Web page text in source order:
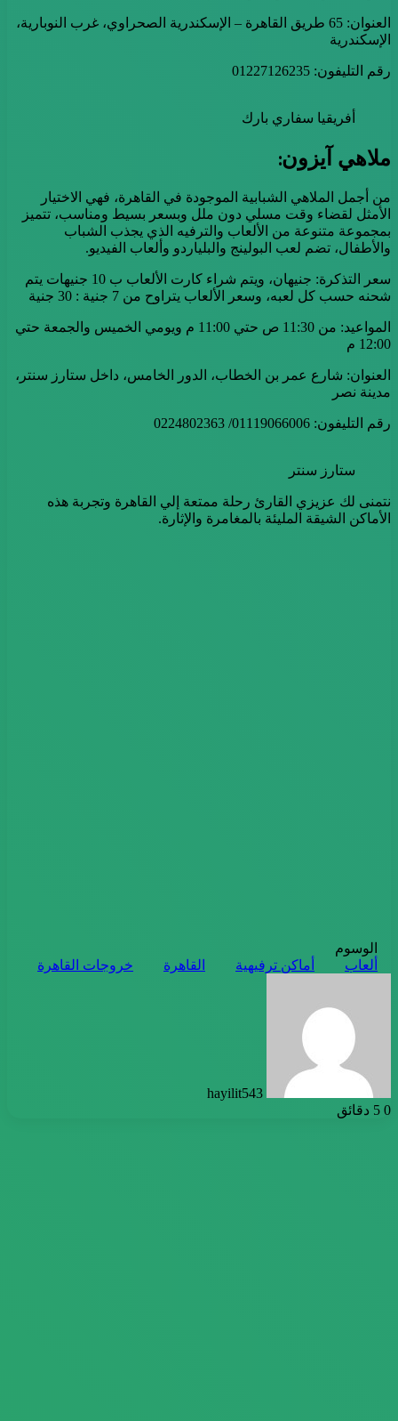
العنوان: 65 طريق القاهرة – الإسكندرية الصحراوي، غرب النوبارية،
الإسكندرية
رقم التليفون: 01227126235
أفريقيا سفاري بارك
ملاهي آيزون:
من أجمل الملاهي الشبابية الموجودة في القاهرة، فهي الاختيار
الأمثل لقضاء وقت مسلي دون ملل وبسعر بسيط ومناسب، تتميز
بمجموعة متنوعة من الألعاب والترفيه الذي يجذب الشباب
والأطفال، تضم لعب البولينج والبلياردو وألعاب الفيديو.
سعر التذكرة: جنيهان، ويتم شراء كارت الألعاب ب 10 جنيهات يتم
شحنه حسب كل لعبه، وسعر الألعاب يتراوح من 7 جنية : 30 جنية
المواعيد: من 11:30 ص حتي 11:00 م ويومي الخميس والجمعة حتي
12:00 م
العنوان: شارع عمر بن الخطاب، الدور الخامس، داخل ستارز سنتر،
مدينة نصر
رقم التليفون: 01119066006/ 0224802363
ستارز سنتر
نتمنى لك عزيزي القارئ رحلة ممتعة إلي القاهرة وتجربة هذه
الأماكن الشيقة المليئة بالمغامرة والإثارة.
الوسوم
ألعاب
أماكن ترفيهية القاهرة خروجات القاهرة
hayilit543
0